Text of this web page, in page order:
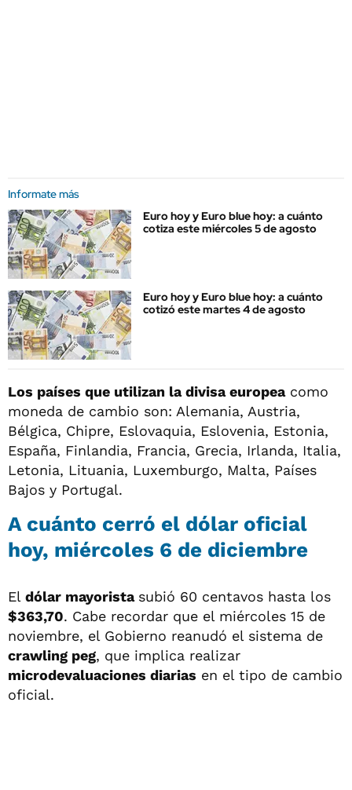
Informate más
Euro hoy y Euro blue hoy: a cuánto
cotiza este miércoles 5 de agosto
Euro hoy y Euro blue hoy: a cuánto
cotizó este martes 4 de agosto
Los países que utilizan la divisa europeacomo
moneda de cambio son: Alemania, Austria,
Bélgica, Chipre, Eslovaquia, Eslovenia, Estonia,
España, Finlandia, Francia, Grecia, Irlanda, Italia,
Letonia, Lituania, Luxemburgo, Malta, Países
Bajos y Portugal.
A cuánto cerró el dólar oficial
hoy, miércoles 6 de diciembre
El dólar mayorista subió 60 centavos hasta los
$363,70. Cabe recordar que el miércoles 15 de
noviembre, el Gobierno reanudó el sistema de
crawling peg, que implica realizar
microdevaluaciones diarias en el tipo de cambio
oficial.